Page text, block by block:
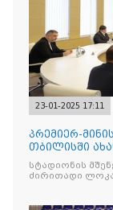
23-01-2025 17:11
პრემიერ-
თბილისში
კომისიის
სტადიონის
ძირითადი